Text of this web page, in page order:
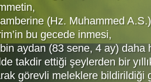
(Hz. Muhammed
bu gecede inmesi,
aydan (83 sene, 4 ay) daha
takdir ettiği şeylerden bir
görevli meleklere bildirildiği